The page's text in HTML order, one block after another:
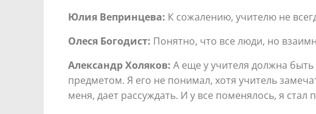
Юлия Вепринцева: К сожалению, учителю не
Олеся Богодист: Понятно, что все люди, но
Александр Холяков: А еще у учителя должна
предметом. Я его не понимал, хотя учитель
меня, дает рассуждать. И у все поменялось, я стал